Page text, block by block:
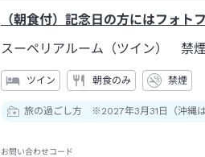
（朝食付）記念日の方にはフォト
スーペリアルーム（ツイン） 禁煙
ツイン 朝食のみ 禁煙
旅の過ごし方 ※2027年3月31日（沖縄
お問い合わせコード